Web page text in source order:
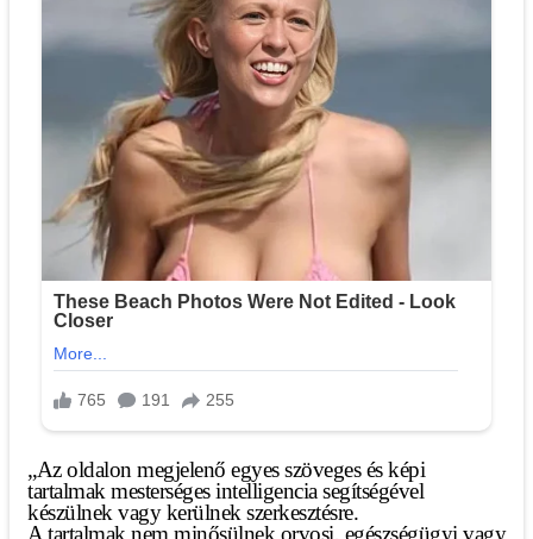
„Az oldalon megjelenő egyes szöveges és képi
tartalmak mesterséges intelligencia segítségével
készülnek vagy kerülnek szerkesztésre.
A tartalmak nem minősülnek orvosi, egészségügyi vagy